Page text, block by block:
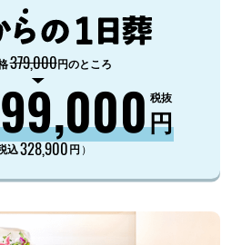
379,000円のところ
円
税抜
込328,900円 ）